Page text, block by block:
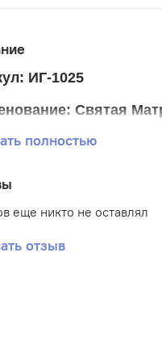
ИГ-1025
Святая
ткани 20*24 см
Иконы
Габардин
полностью
еще никто не оставлял
отзыв